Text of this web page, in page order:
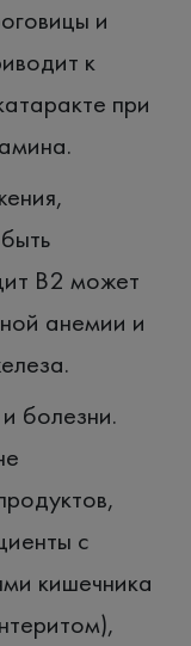
и
к
при
B2 может
анемии и
болезни.
с
кишечника